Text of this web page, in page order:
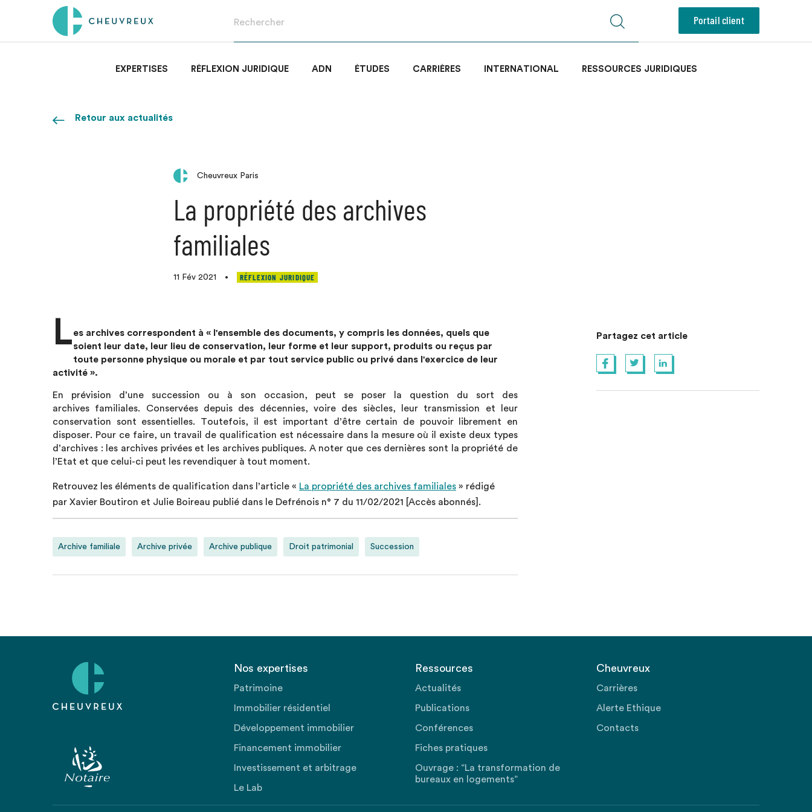
Portail client
EXPERTISES RÉFLEXION JURIDIQUE ADN ÉTUDES CARRIÈRES INTERNATIONAL RESSOURCES JURIDIQUES
Retour aux actualités
Cheuvreux Paris
La propriété des archives
familiales
11 Fév 2021 • RÉFLEXION JURIDIQUE
Les archives correspondent à « l'ensemble des documents, y compris les données, quels que
soient leur date, leur lieu de conservation, leur forme et leur support, produits ou reçus par
toute personne physique ou morale et par tout service public ou privé dans l'exercice de leur
activité ».
En prévision d’une succession ou à son occasion, peut se poser la question du sort des
archives familiales. Conservées depuis des décennies, voire des siècles, leur transmission et leur
conservation sont essentielles. Toutefois, il est important d’être certain de pouvoir librement en
disposer. Pour ce faire, un travail de qualification est nécessaire dans la mesure où il existe deux types
d’archives : les archives privées et les archives publiques. A noter que ces dernières sont la propriété de
l’Etat et que celui-ci peut les revendiquer à tout moment.
Retrouvez les éléments de qualification dans l’article « La propriété des archives familiales » rédigé
par Xavier Boutiron et Julie Boireau publié dans le Defrénois n° 7 du 11/02/2021 [Accès abonnés].
Archive familiale Archive privée Archive publique Droit patrimonial Succession
Partagez cet article
Nos expertises
Patrimoine
Immobilier résidentiel
Développement immobilier
Financement immobilier
Investissement et arbitrage
Le Lab
Ressources
Actualités
Publications
Conférences
Fiches pratiques
Ouvrage : “La transformation de
bureaux en logements”
Cheuvreux
Carrières
Alerte Ethique
Contacts